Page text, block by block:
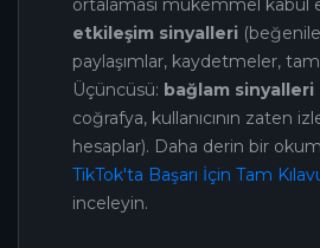
ortalaması mükemmel kabul
etkileşim sinyalleri
paylaşımlar, kaydetmeler,
Üçüncüsü: bağlam sinyalleri
coğrafya, kullanıcının zaten
hesaplar). Daha derin bir
TikTok'ta Başarı İçin Tam
inceleyin.